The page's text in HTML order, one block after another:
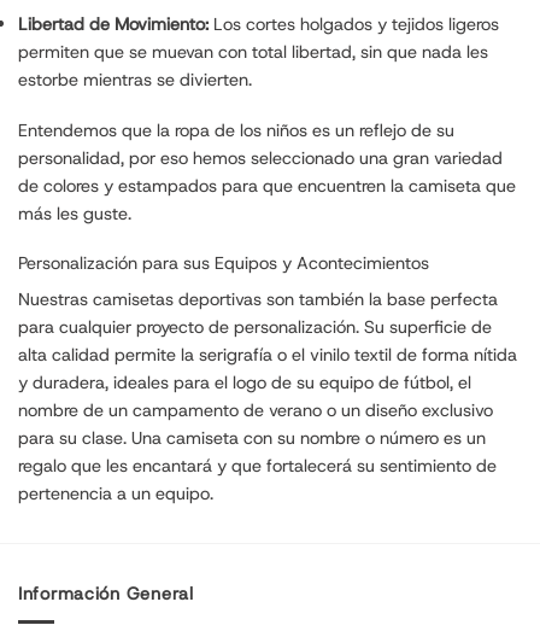
Libertad de Movimiento: Los cortes holgados y tejidos ligeros
permiten que se muevan con total libertad, sin que nada les
estorbe mientras se divierten.
Entendemos que la ropa de los niños es un reflejo de su
personalidad, por eso hemos seleccionado una gran variedad
de colores y estampados para que encuentren la camiseta que
más les guste.
Personalización para sus Equipos y Acontecimientos
Nuestras camisetas deportivas son también la base perfecta
para cualquier proyecto de personalización. Su superficie de
alta calidad permite la serigrafía o el vinilo textil de forma nítida
y duradera, ideales para el logo de su equipo de fútbol, el
nombre de un campamento de verano o un diseño exclusivo
para su clase. Una camiseta con su nombre o número es un
regalo que les encantará y que fortalecerá su sentimiento de
pertenencia a un equipo.
Información General